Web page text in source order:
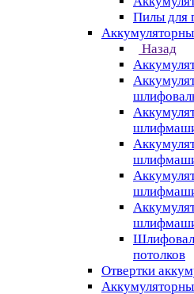
Пилы для
Назад
потолков
Отвертки